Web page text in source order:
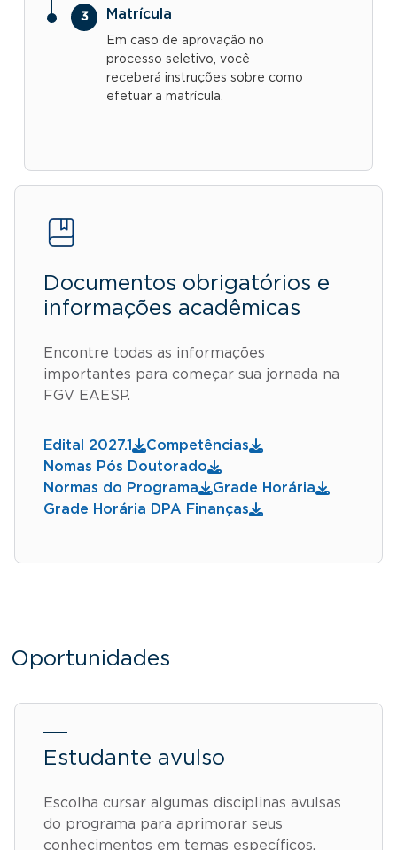
Matrícula
Em caso de aprovação no
processo seletivo, você
receberá instruções sobre como
efetuar a matrícula.
Documentos obrigatórios e
informações acadêmicas
Encontre todas as informações
importantes para começar sua jornada na
FGV EAESP.
Edital 2027.1
Competências
Nomas Pós Doutorado
Normas do Programa
Grade Horária
Grade Horária DPA Finanças
Oportunidades
Estudante avulso
Escolha cursar algumas disciplinas avulsas
do programa para aprimorar seus
conhecimentos em temas específicos.